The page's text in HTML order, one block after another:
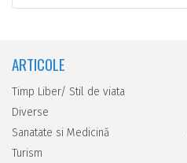
ARTICOLE
Timp Liber/ Stil de viata
Diverse
Sanatate si Medicină
Turism